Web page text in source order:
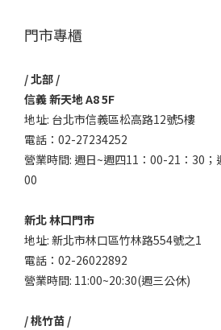
門市專櫃
/ 北部 /
信義 新天地 A8 5F
地址: 台北市信義區松高路12號5樓
電話：02-27234252
營業時間: 週日~週四11：00-21：30；
00
新北 林口門市
地址: 新北市林口區竹林路554號之1
電話：02-26022892
營業時間: 11:00~20:30(週三公休)
/ 桃竹苗 /